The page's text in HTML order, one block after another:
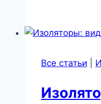
|
Все статьи